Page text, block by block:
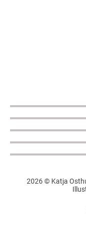
2026 © Katja